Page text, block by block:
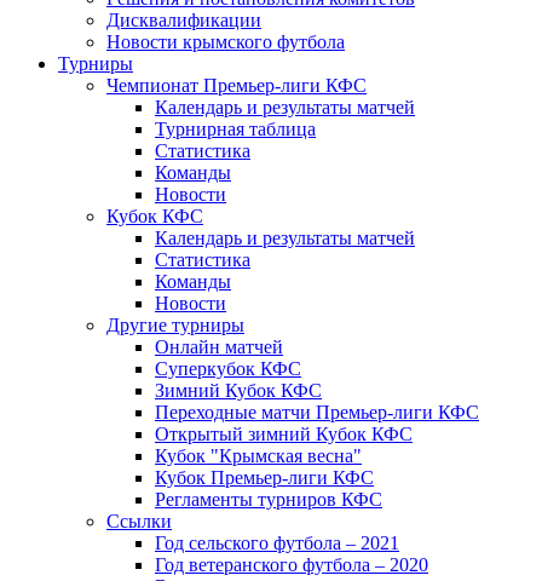
Дисквалификации
Новости крымского футбола
Турниры
Чемпионат Премьер-лиги КФС
Календарь и результаты матчей
Турнирная таблица
Статистика
Команды
Новости
Кубок КФС
Календарь и результаты матчей
Статистика
Команды
Новости
Другие турниры
Онлайн матчей
Суперкубок КФС
Зимний Кубок КФС
Переходные матчи Премьер-лиги КФС
Открытый зимний Кубок КФС
Кубок "Крымская весна"
Кубок Премьер-лиги КФС
Регламенты турниров КФС
Ссылки
Год сельского футбола – 2021
Год ветеранского футбола – 2020